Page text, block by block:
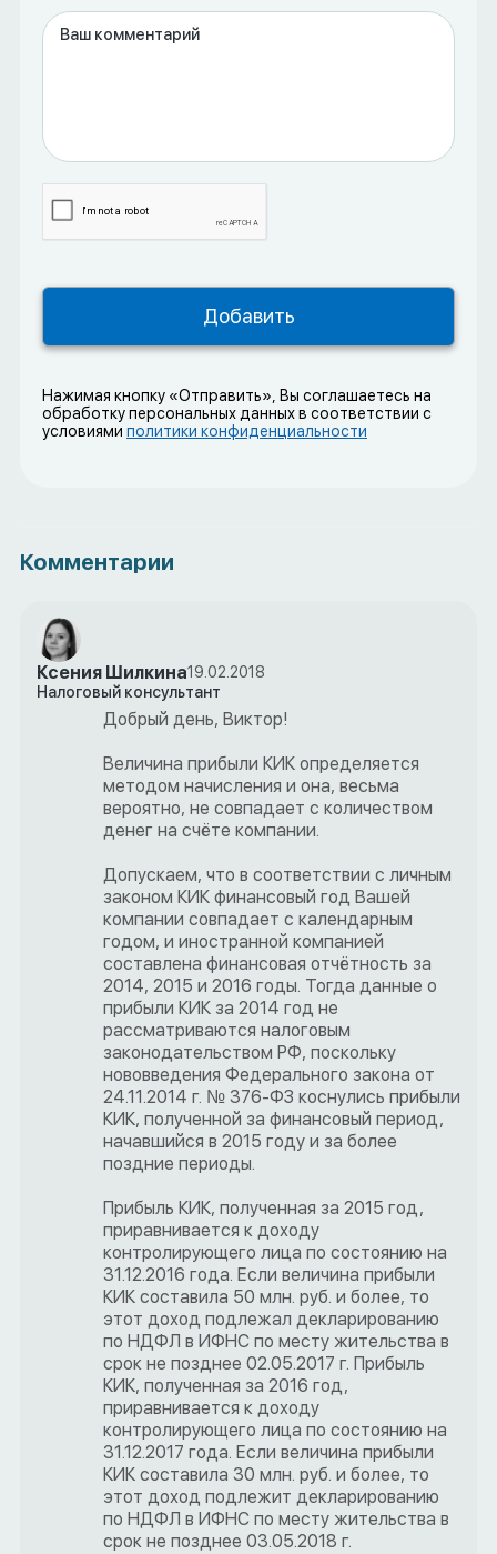
Нажимая кнопку «Отправить», Вы соглашаетесь на
обработку персональных данных в соответствии с
условиями политики конфиденциальности
Комментарии
Ксения Шилкина19.02.2018
Налоговый консультант
Добрый день, Виктор!
Величина прибыли КИК определяется
методом начисления и она, весьма
вероятно, не совпадает с количеством
денег на счёте компании.
Допускаем, что в соответствии с личным
законом КИК финансовый год Вашей
компании совпадает с календарным
годом, и иностранной компанией
составлена финансовая отчётность за
2014, 2015 и 2016 годы. Тогда данные о
прибыли КИК за 2014 год не
рассматриваются налоговым
законодательством РФ, поскольку
нововведения Федерального закона от
24.11.2014 г. № 376-ФЗ коснулись прибыли
КИК, полученной за финансовый период,
начавшийся в 2015 году и за более
поздние периоды.
Прибыль КИК, полученная за 2015 год,
приравнивается к доходу
контролирующего лица по состоянию на
31.12.2016 года. Если величина прибыли
КИК составила 50 млн. руб. и более, то
этот доход подлежал декларированию
по НДФЛ в ИФНС по месту жительства в
срок не позднее 02.05.2017 г. Прибыль
КИК, полученная за 2016 год,
приравнивается к доходу
контролирующего лица по состоянию на
31.12.2017 года. Если величина прибыли
КИК составила 30 млн. руб. и более, то
этот доход подлежит декларированию
по НДФЛ в ИФНС по месту жительства в
срок не позднее 03.05.2018 г.